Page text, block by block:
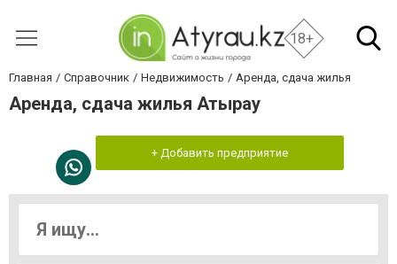
18+
Главная Справочник Недвижимость Аренда, сдача жилья
Аренда, сдача жилья Атырау
+ Добавить предприятие